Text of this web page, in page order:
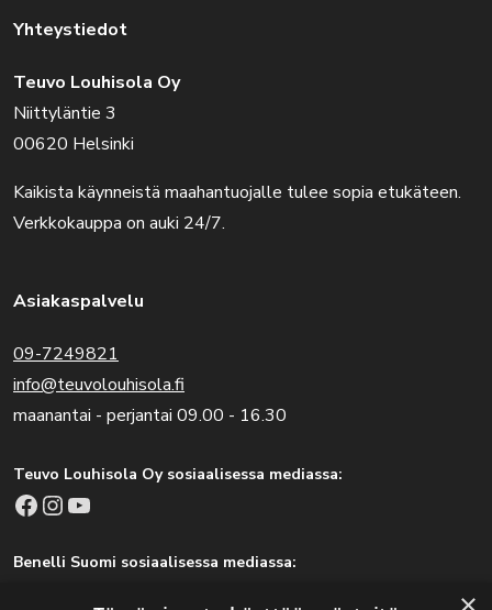
Yhteystiedot
Teuvo Louhisola Oy
Niittyläntie 3
00620 Helsinki
Kaikista käynneistä maahantuojalle tulee sopia etukäteen.
Verkkokauppa on auki 24/7.
Asiakaspalvelu
09-7249821
info@teuvolouhisola.fi
maanantai - perjantai 09.00 - 16.30
Teuvo Louhisola Oy sosiaalisessa mediassa:
Facebook Instagram YouTube
Benelli Suomi sosiaalisessa mediassa: